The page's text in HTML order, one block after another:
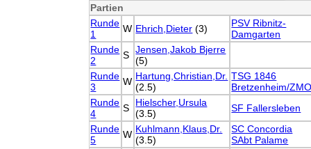
Partien
Runde
1
W Ehrich,Dieter (3)
PSV Ribnitz-
Damgarten
Runde
2
S Jensen,Jakob Bjerre
(5)
Runde
3
W Hartung,Christian,Dr.
(2.5)
TSG 1846
Bretzenheim/
Runde
4
S
Hielscher,Ursula
(3.5)
SF Fallersleben
Runde
5
W Kuhlmann,Klaus,Dr.
(3.5)
SC Concordia
SAbt Palame